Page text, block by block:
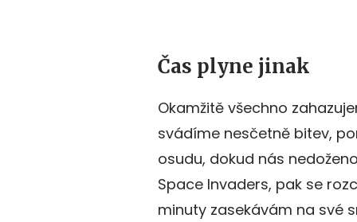
Čas plyne jinak
Okamžitě všechno
svádíme nesčetně bitev,
osudu, dokud nás
Space Invaders, pak se
minuty zasekávám na své